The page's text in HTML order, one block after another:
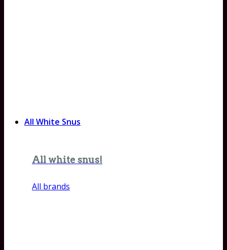
All White Snus
All white snus!
All brands